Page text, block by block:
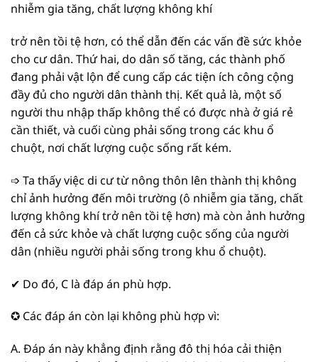
nhiễm gia tăng, chất lượng không khí
trở nên tồi tệ hơn, có thể dẫn đến các vấn đề sức khỏe
cho cư dân. Thứ hai, do dân số tăng, các thành phố
đang phải vật lộn để cung cấp các tiện ích công cộng
đầy đủ cho người dân thành thị. Kết quả là, một số
người thu nhập thấp không thể có được nhà ở giá rẻ
cần thiết, và cuối cùng phải sống trong các khu ổ
chuột, nơi chất lượng cuộc sống rất kém.
➩ Ta thấy việc di cư từ nông thôn lên thành thị không
chỉ ảnh hưởng đến môi trường (ô nhiễm gia tăng, chất
lượng không khí trở nên tồi tệ hơn) mà còn ảnh hưởng
đến cả sức khỏe và chất lượng cuộc sống của người
dân (nhiều người phải sống trong khu ổ chuột).
✔ Do đó, C là đáp án phù hợp.
✪ Các đáp án còn lại không phù hợp vì:
A. Đáp án này khẳng định rằng đô thị hóa cải thiện